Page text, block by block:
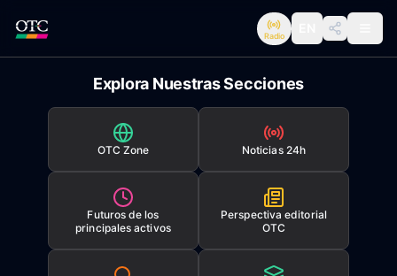
Radio
Explora Nuestras Secciones
OTC Zone Noticias 24h
Futuros de los
principales activos
Perspectiva editorial
OTC